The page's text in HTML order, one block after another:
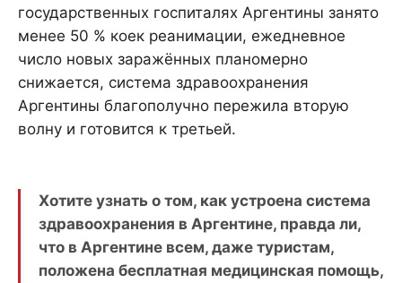
государственных госпиталях Аргентины занято
менее 50 % коек реанимации, ежедневное
число новых заражённых планомерно
снижается, система здравоохранения
Аргентины благополучно пережила вторую
волну и готовится к третьей.
Хотите узнать о том, как устроена система
здравоохранения в Аргентине, правда ли,
что в Аргентине всем, даже туристам,
положена бесплатная медицинская помощь,